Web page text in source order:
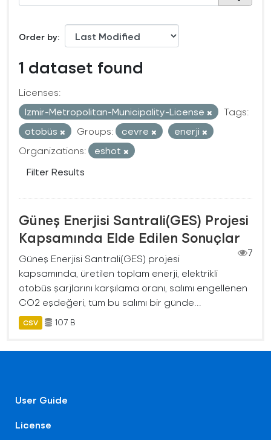
Order by
1 dataset found
Licenses:
Izmir-Metropolitan-Municipality-License
Tags:
otobüs
Groups: cevre
enerji
Organizations:
eshot
Filter Results
Güneş Enerjisi Santrali(GES) Projesi
Kapsamında Elde Edilen Sonuçlar
7
Güneş Enerjisi Santrali(GES) projesi
kapsamında, üretilen toplam enerji, elektrikli
otobüs şarjlarını karşılama oranı, salımı engellenen
CO2 eşdeğeri, tüm bu salımı bir günde...
CSV 107 B
User Guide
License